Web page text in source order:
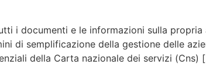
i documenti e le informazioni sulla
di semplificazione della gestione delle
della Carta nazionale dei servizi (Cns)